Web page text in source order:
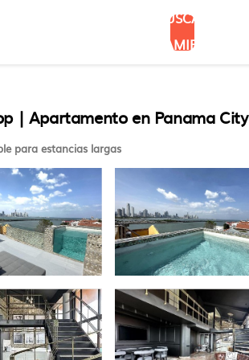
BUSCAR
ALOJAMIENTOS
| Apartamento en Panama City
para estancias largas